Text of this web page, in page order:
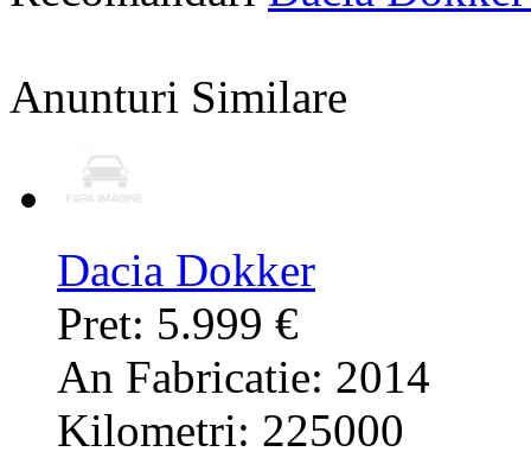
Anunturi Similare
Dacia Dokker
Pret: 5.999 €
An Fabricatie: 2014
Kilometri: 225000